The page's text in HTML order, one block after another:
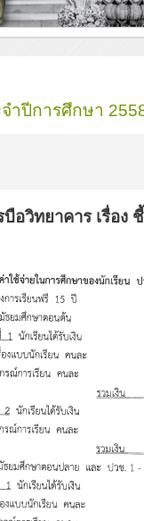
ำปีการศึกษา
บือวิทยาคาร เรื่อ